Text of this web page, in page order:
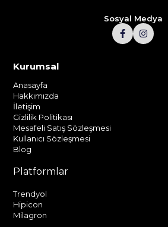
Sosyal Medya
Kurumsal
Anasayfa
Hakkımızda
İletişim
Gizlilik Politikası
Mesafeli Satış Sözleşmesi
Kullanıcı Sözleşmesi
Blog
Platformlar
Trendyol
Hipicon
Milagron